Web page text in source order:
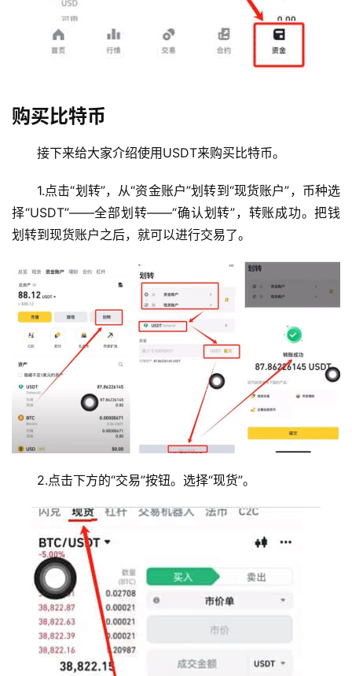
购买比特币
接下来给大家介绍使用USDT来购买比特币。
1.点击“划转”，从“资金账户”划转到“现货账户”，币种选
择“USDT”——全部划转——“确认划转”，转账成功。把钱
划转到现货账户之后，就可以进行交易了。
2.点击下方的“交易”按钮。选择“现货”。